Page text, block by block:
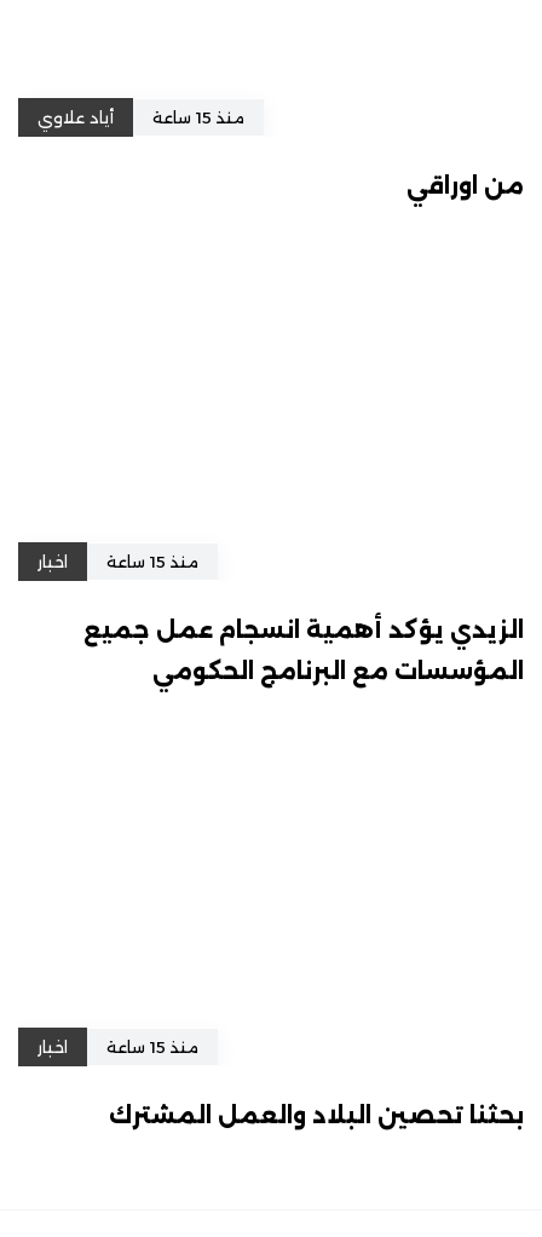
منذ 15 ساعة أياد علاوي
من اوراقي
منذ 15 ساعة اخبار
الزيدي يؤكد أهمية انسجام عمل جميع
المؤسسات مع البرنامج الحكومي
منذ 15 ساعة اخبار
بحثنا تحصين البلاد والعمل المشترك